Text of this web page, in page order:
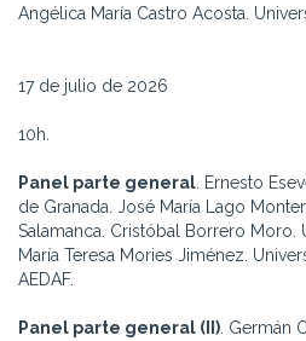
Angélica María Castro Acosta.
17 de julio de 2026
10h.
Panel parte general . Ernesto
de Granada. José María Lago
Salamanca. Cristóbal Borrero Moro.
María Teresa Mories Jiménez.
AEDAF.
Panel parte general (II) . Germán